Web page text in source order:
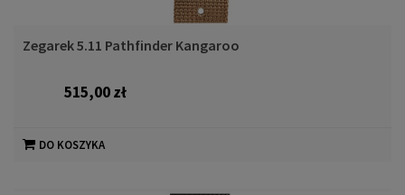
Zegarek 5.11 Pathfinder Kangaroo
515,00 zł
DO KOSZYKA